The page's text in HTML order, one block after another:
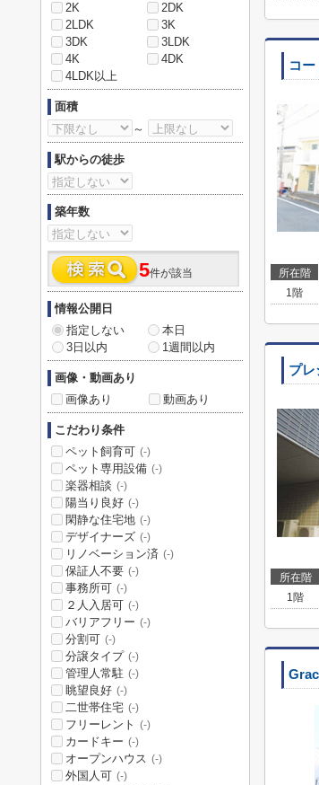
コ
所在階
1階
プレ
所在階
1階
2K
2DK
2LDK
3K
3DK
3LDK
4K
4DK
4LDK以上
面積
～
駅からの徒歩
築年数
5件が該当
情報公開日
指定しない
本日
3日以内
1週間以内
画像・動画あり
画像あり
動画あり
こだわり条件
ペット飼育可 (-)
ペット専用設備 (-)
楽器相談 (-)
陽当り良好 (-)
閑静な住宅地 (-)
デザイナーズ (-)
リノベーション済 (-)
保証人不要 (-)
事務所可 (-)
２人入居可 (-)
バリアフリー (-)
分割可 (-)
分譲タイプ (-)
管理人常駐 (-)
眺望良好 (-)
二世帯住宅 (-)
フリーレント (-)
カードキー (-)
オープンハウス (-)
外国人可 (-)